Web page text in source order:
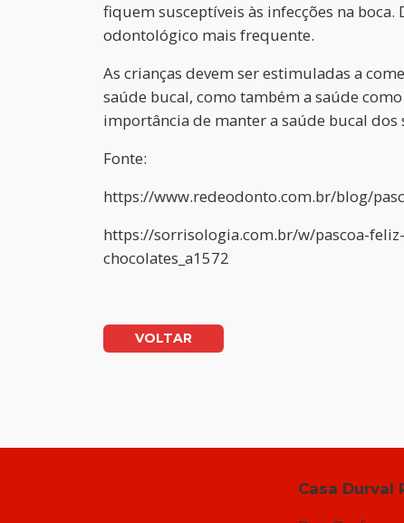
fiquem susceptíveis às infecções na
odontológico mais frequente.
As crianças devem ser estimuladas a
saúde bucal, como também a saúde
importância de manter a saúde bucal dos
Fonte:
https://www.redeodonto.com.br/blog/
https://sorrisologia.com.br/w/pascoa-
chocolates_a1572
VOLTAR
Casa Durval